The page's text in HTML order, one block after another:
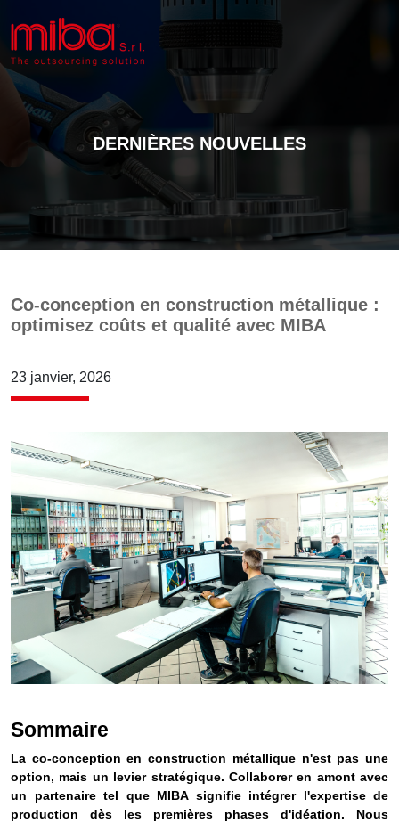
DERNIÈRES NOUVELLES
Co-conception en construction métallique :
optimisez coûts et qualité avec MIBA
23 janvier, 2026
Sommaire
La co-conception en construction métallique n'est pas une
option, mais un levier stratégique. Collaborer en amont avec
un partenaire tel que MIBA signifie intégrer l'expertise de
production dès les premières phases d'idéation. Nous